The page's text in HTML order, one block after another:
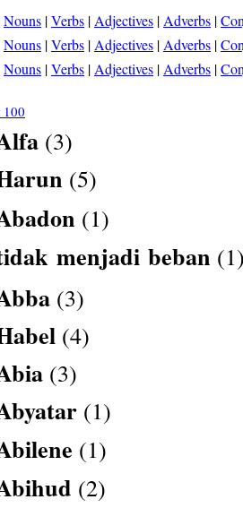
Nouns |Verbs | Adjectives | Adverbs |
Nouns |Verbs | Adjectives | Adverbs |
Nouns |Verbs | Adjectives | Adverbs |
100
(3)
(5)
(1)
menjadi beban
(3)
(4)
(3)
(1)
(1)
(2)